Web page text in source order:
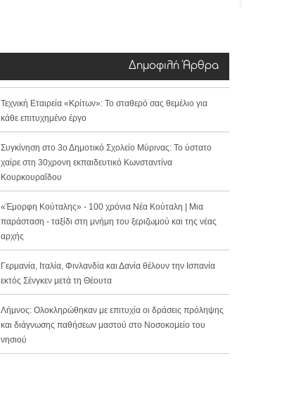
Δημοφιλή Άρθρα
Τεχνική Εταιρεία «Κρίτων»: Το σταθερό σας θεμέλιο για
κάθε επιτυχημένο έργο
Συγκίνηση στο 3ο Δημοτικό Σχολείο Μύρινας: Το ύστατο
χαίρε στη 30χρονη εκπαιδευτικό Κωνσταντίνα
Κουρκουραΐδου
«Έμορφη Κούταλης» - 100 χρόνια Νέα Κούταλη | Μια
παράσταση - ταξίδι στη μνήμη του ξεριζωμού και της νέας
αρχής
Γερμανία, Ιταλία, Φινλανδία και Δανία θέλουν την Ισπανία
εκτός Σένγκεν μετά τη Θέουτα
Λήμνος: Ολοκληρώθηκαν με επιτυχία οι δράσεις πρόληψης
και διάγνωσης παθήσεων μαστού στο Νοσοκομείο του
νησιού